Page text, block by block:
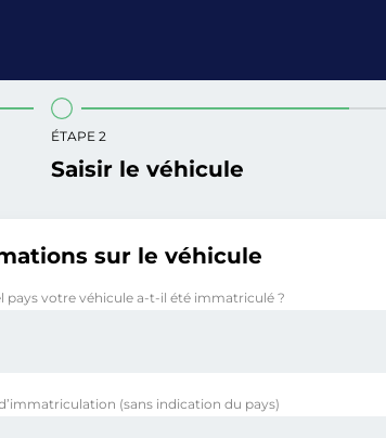
ÉTAPE 2
Saisir le véhicule
sur le véhicule
pays votre véhicule a-t-il été immatriculé ?
(sans indication du pays)